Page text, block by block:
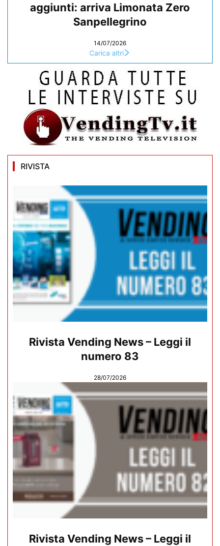
aggiunti: arriva Limonata Zero
Sanpellegrino
14/07/2026
Carica altri
RIVISTA
Rivista Vending News – Leggi il
numero 83
28/07/2026
Rivista Vending News – Leggi il